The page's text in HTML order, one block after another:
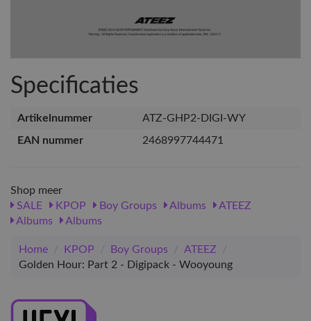
Specificaties
Artikelnummer
ATZ-GHP2-DIGI-WY
EAN nummer
2468997744471
Shop meer
SALE
KPOP Boy Groups Albums
ATEEZ
Albums
Albums
Home / KPOP / Boy Groups / ATEEZ
/
Golden Hour: Part 2 - Digipack - Wooyoung